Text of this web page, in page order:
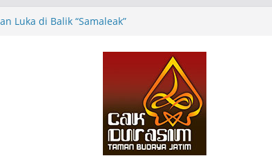
Luka di Balik “Samaleak”
Ungkapan Kritis Tentang Derita
Patria Seni Rupa Kota Blitar :
Menjadi Mantra Perlawanan